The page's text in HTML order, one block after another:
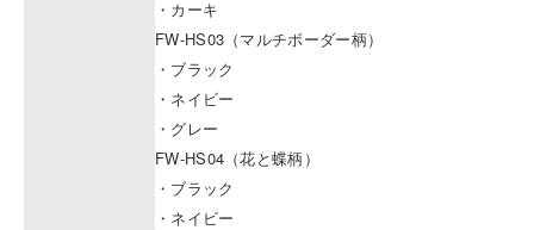
・カーキ
FW-HS03（マルチボーダー柄）
・ブラック
・ネイビー
・グレー
FW-HS04（花と蝶柄）
・ブラック
・ネイビー